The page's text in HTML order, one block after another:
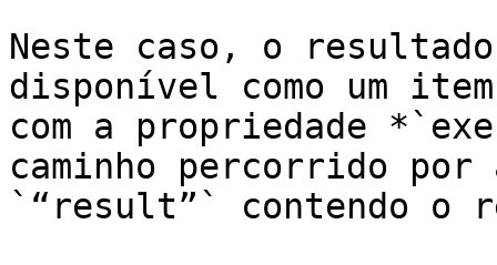
Neste caso, o
disponível como um
com a propriedade
caminho percorrido por
`“result”` contendo o